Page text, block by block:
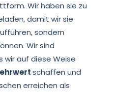
Wir haben sie zu
damit wir sie
sondern
Wir sind
wir auf diese Weise
schaffen und
erreichen als